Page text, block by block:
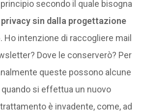
secondo il quale bisogna
sin dalla progettazione
. Ho intenzione di raccogliere mail
Dove le conserverò? Per
queste possono alcune
si effettua un nuovo
è invadente, come, ad